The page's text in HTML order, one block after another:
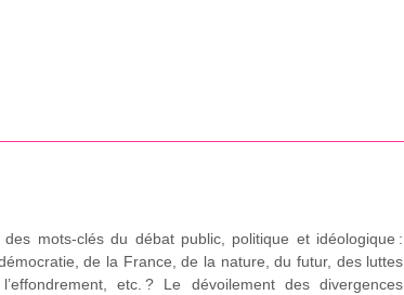
mots-clés du débat public, politique et idéologique :
de la France, de la nature, du futur, des luttes
etc. ? Le dévoilement des divergences